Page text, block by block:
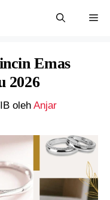
Emas
2026
oleh Anjar